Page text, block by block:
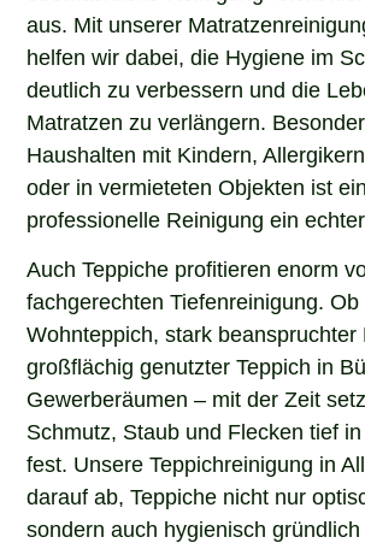
aus. Mit unserer
helfen wir dabei, die Hygiene im
deutlich zu verbessern und die
Matratzen zu verlängern.
Haushalten mit Kindern,
oder in vermieteten Objekten ist
professionelle Reinigung ein
Auch Teppiche profitieren enorm
fachgerechten Tiefenreinigung.
Wohnteppich, stark beanspruchter
großflächig genutzter Teppich in
Gewerberäumen – mit der Zeit
Schmutz, Staub und Flecken tief
fest. Unsere Teppichreinigung in
darauf ab, Teppiche nicht nur
sondern auch hygienisch